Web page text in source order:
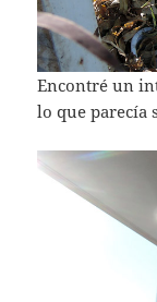
Encontré un
lo que parecía